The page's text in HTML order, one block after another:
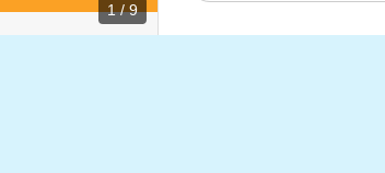
1 / 9